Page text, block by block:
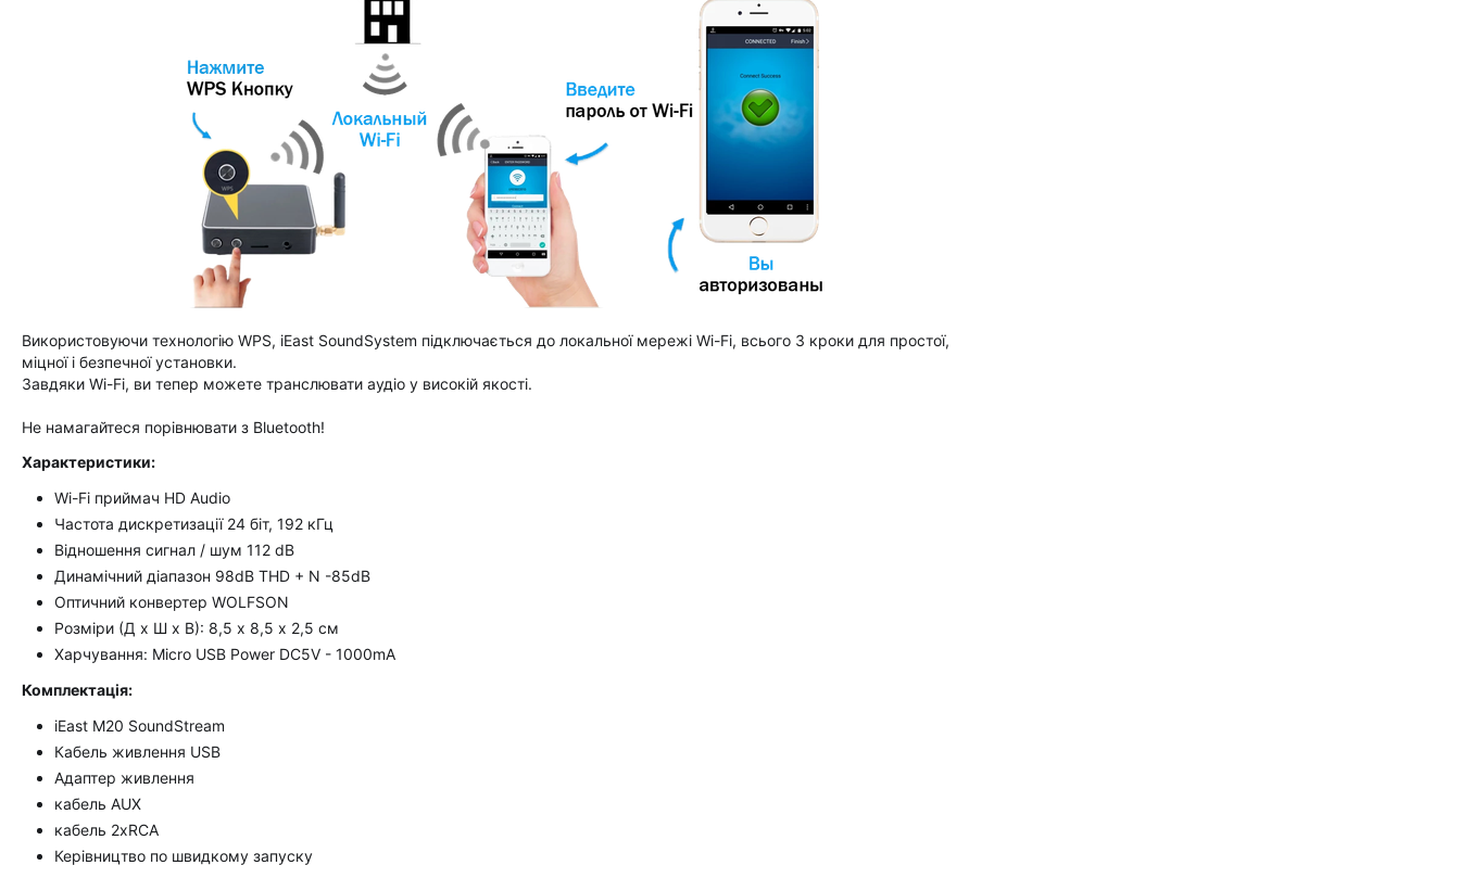
Використовуючи технологію WPS, iEast SoundSystem підключається до локальної мережі Wi-Fi, всього 3 кроки для простої,
міцної і безпечної установки.
Завдяки Wi-Fi, ви тепер можете транслювати аудіо у високій якості.
Не намагайтеся порівнювати з Bluetooth!
Характеристики:
Wi-Fi приймач HD Audio
Частота дискретизації 24 біт, 192 кГц
Відношення сигнал / шум 112 dB
Динамічний діапазон 98dB THD + N -85dB
Оптичний конвертер WOLFSON
Розміри (Д х Ш х В): 8,5 х 8,5 х 2,5 см
Харчування: Micro USB Power DC5V - 1000mA
Комплектація:
iEast M20 SoundStream
Кабель живлення USB
Адаптер живлення
кабель AUX
кабель 2xRCA
Керівництво по швидкому запуску